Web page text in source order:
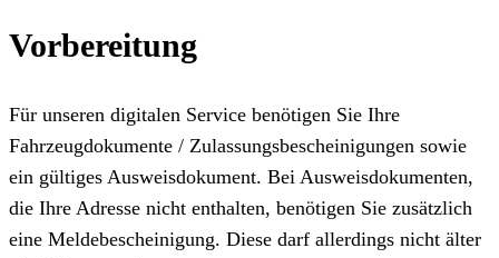
Vorbereitung
Für unseren digitalen Service benötigen Sie Ihre
Fahrzeugdokumente / Zulassungsbescheinigungen sowie
ein gültiges Ausweisdokument. Bei Ausweisdokumenten,
die Ihre Adresse nicht enthalten, benötigen Sie zusätzlich
eine Meldebescheinigung. Diese darf allerdings nicht älter